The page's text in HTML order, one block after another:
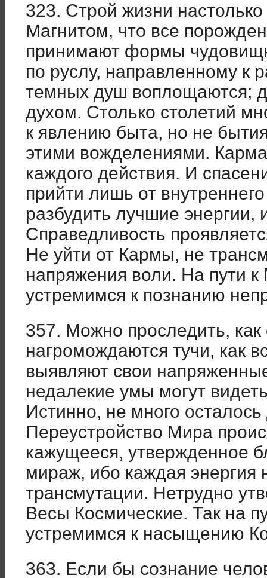
323. Строй жизни
Магнитом, что все
принимают формы
по руслу, направленному
темных душ воплощаются;
духом. Столько столетий
к явлению быта, но не
этими вожделениями.
каждого действия. И
прийти лишь от
разбудить лучшие энергии,
Справедливость
Не уйти от Кармы, не
напряжения воли. На пути
устремимся к познанию
357. Можно проследить, как
нагромождаются тучи, как
выявляют свои
недалекие умы могут
Истинно, не много
Переустройство Мира
кажущееся, утвержденное
мираж, ибо каждая энергия
трансмутации. Нетрудно
Весы Космические. Так на
устремимся к насыщению
363. Если бы сознание